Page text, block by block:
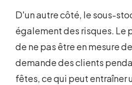
D'un autre côté, le sous-
également des risques. Le
de ne pas être en mesure
demande des clients
fêtes, ce qui peut entraîner